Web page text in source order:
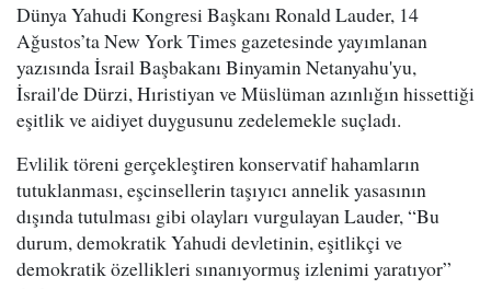
Dünya Yahudi Kongresi Başkanı Ronald Lauder, 14
Ağustos’ta New York Times gazetesinde yayımlanan
yazısında İsrail Başbakanı Binyamin Netanyahu'yu,
İsrail'de Dürzi, Hıristiyan ve Müslüman azınlığın hissettiği
eşitlik ve aidiyet duygusunu zedelemekle suçladı.
Evlilik töreni gerçekleştiren konservatif hahamların
tutuklanması, eşcinsellerin taşıyıcı annelik yasasının
dışında tutulması gibi olayları vurgulayan Lauder, “Bu
durum, demokratik Yahudi devletinin, eşitlikçi ve
demokratik özellikleri sınanıyormuş izlenimi yaratıyor”